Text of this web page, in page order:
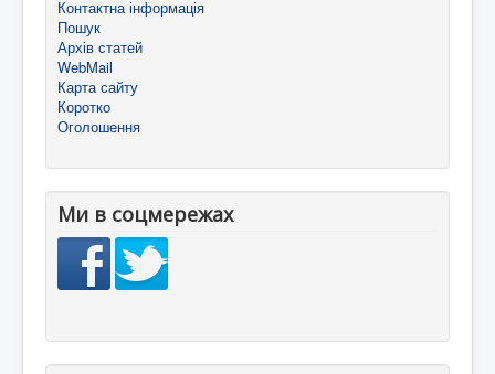
Контактна інформація
Пошук
Архів статей
WebMail
Карта сайту
Коротко
Оголошення
Ми в соцмережах